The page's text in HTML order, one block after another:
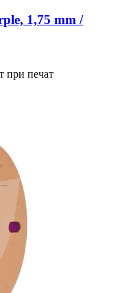
1,75 mm /
при печат